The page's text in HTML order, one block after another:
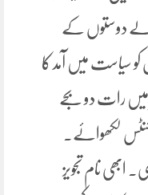
دوستوں کے
سیاست میں آمد کا
میں رات دو بجے
لکھوائے۔
نام تجویز